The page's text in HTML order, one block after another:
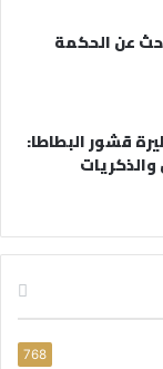
عن الحكمة
قشور البطاطا:
768